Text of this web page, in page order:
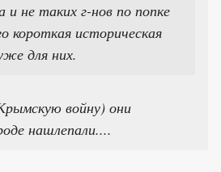
не таких г-нов по попке
короткая историческая
для них.
войну) они
нашлепали....